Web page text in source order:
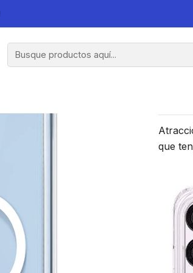
S23 Normal
que